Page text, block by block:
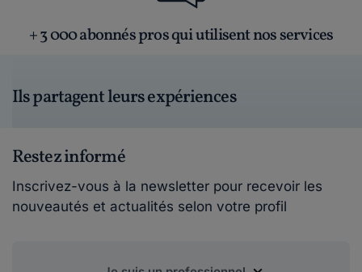
+ 3 000 abonnés pros qui utilisent nos services
Ils partagent leurs expériences
Restez informé
Inscrivez-vous à la newsletter pour recevoir les
nouveautés et actualités selon votre profil